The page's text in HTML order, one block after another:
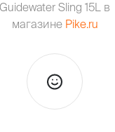
Guidewater Sling 15L в
магазине Pike.ru